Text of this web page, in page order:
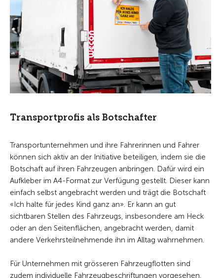
Transportprofis als Botschafter
Transportunternehmen und ihre Fahrerinnen und Fahrer
können sich aktiv an der Initiative beteiligen, indem sie die
Botschaft auf ihren Fahrzeugen anbringen. Dafür wird ein
Aufkleber im A4-Format zur Verfügung gestellt. Dieser kann
einfach selbst angebracht werden und trägt die Botschaft
«Ich halte für jedes Kind ganz an». Er kann an gut
sichtbaren Stellen des Fahrzeugs, insbesondere am Heck
oder an den Seitenflächen, angebracht werden, damit
andere Verkehrsteilnehmende ihn im Alltag wahrnehmen.
Für Unternehmen mit grösseren Fahrzeugflotten sind
zudem individuelle Fahrzeugbeschriftungen vorgesehen,